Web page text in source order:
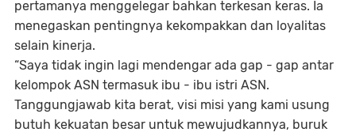
pertamanya menggelegar bahkan terkesan keras. Ia
menegaskan pentingnya kekompakkan dan loyalitas
selain kinerja.
“Saya tidak ingin lagi mendengar ada gap - gap antar
kelompok ASN termasuk ibu - ibu istri ASN.
Tanggungjawab kita berat, visi misi yang kami usung
butuh kekuatan besar untuk mewujudkannya, buruk